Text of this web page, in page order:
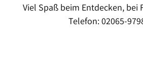
Viel Spaß beim Entdecken, bei
Telefon: 02065-